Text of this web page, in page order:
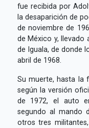
fue recibida por
la desaparición de
de noviembre de
de México y, llevado
de Iguala, de donde
abril de 1968.
Su muerte, hasta la
según la versión
de 1972, el auto
segundo al mando
otros tres